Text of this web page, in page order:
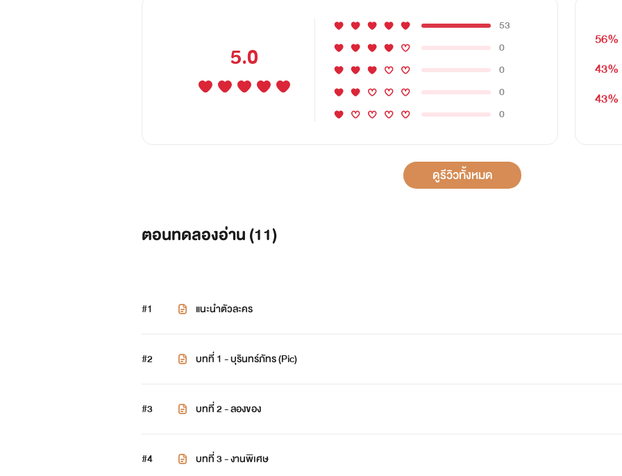
5.0
53
0
0
0
0
56%
43%
43%
ดูรีวิวทั้งหมด
ตอนทดลองอ่าน (11)
#1 แนะนำตัวละคร
#2 บทที่ 1 - บุรินทร์ภัทร (Pic)
#3 บทที่ 2 - ลองของ
#4 บทที่ 3 - งานพิเศษ